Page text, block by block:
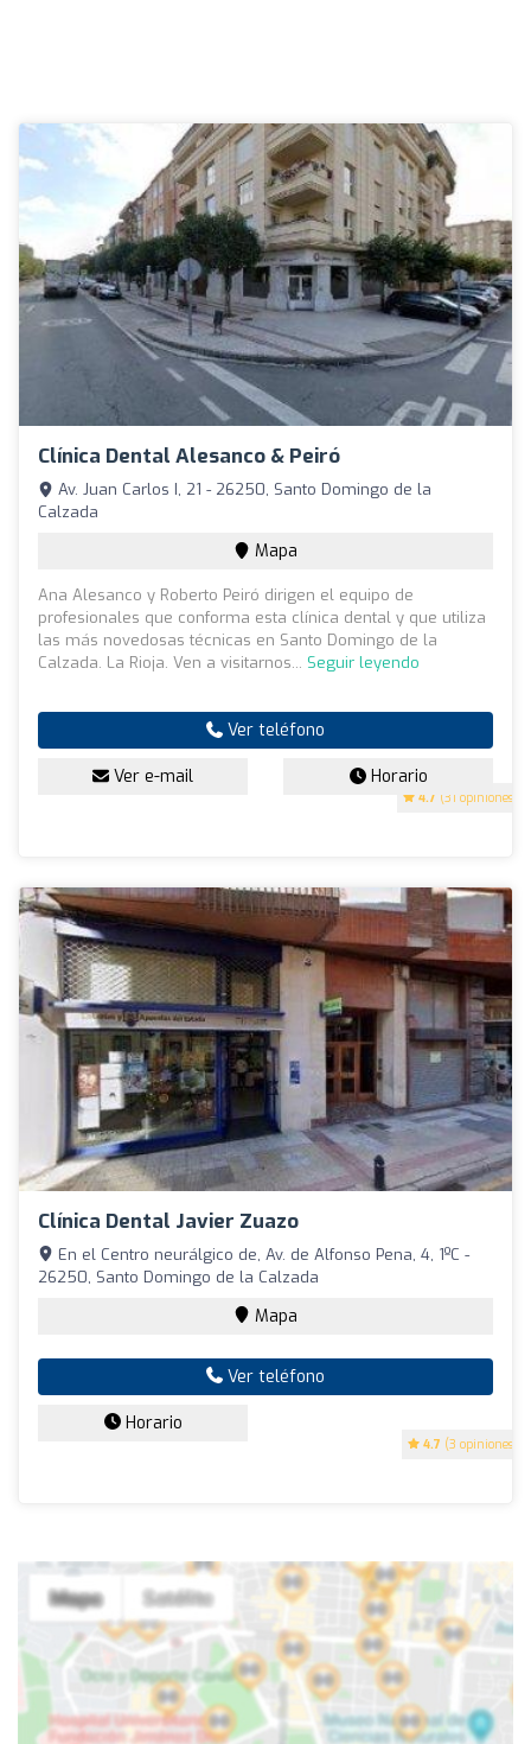
Clínica Dental Alesanco & Peiró
4.7 (31 opiniones)
Av. Juan Carlos I, 21 - 26250, Santo Domingo de la
Calzada
Mapa
Ana Alesanco y Roberto Peiró dirigen el equipo de
profesionales que conforma esta clínica dental y que utiliza
las más novedosas técnicas en Santo Domingo de la
Calzada. La Rioja. Ven a visitarnos... Seguir leyendo
Ver teléfono
Ver e-mail Horario
Clínica Dental Javier Zuazo
4.7 (3 opiniones)
En el Centro neurálgico de, Av. de Alfonso Pena, 4, 1ºC -
26250, Santo Domingo de la Calzada
Mapa
Ver teléfono
Horario